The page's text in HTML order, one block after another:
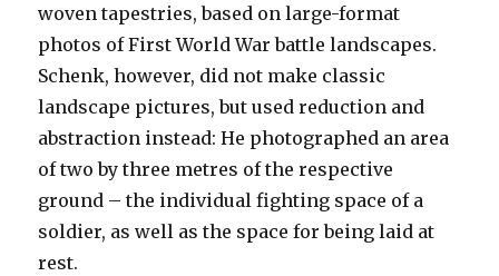
woven tapestries, based on large-format
photos of First World War battle landscapes.
Schenk, however, did not make classic
landscape pictures, but used reduction and
abstraction instead: He photographed an area
of two by three metres of the respective
ground – the individual fighting space of a
soldier, as well as the space for being laid at
rest.